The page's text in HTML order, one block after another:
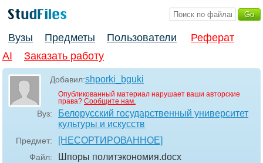
Вузы Предметы Пользователи
Реферат
AI
Заказать работу
Добавил:shporki_bguki
Опубликованный материал нарушает ваши авторские
права? Сообщите нам.
Вуз:
Белорусский государственный университет
культуры и искусств
Предмет: [НЕСОРТИРОВАННОЕ]
Файл: Шпоры политэкономия.docx